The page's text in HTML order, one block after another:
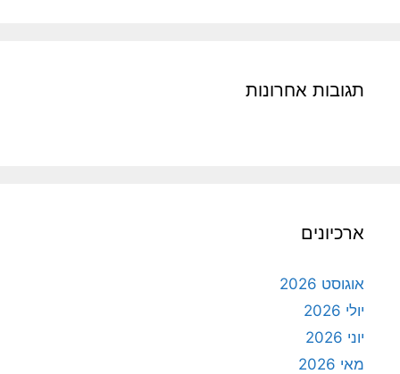
תגובות אחרונות
ארכיונים
אוגוסט 2026
יולי 2026
יוני 2026
מאי 2026